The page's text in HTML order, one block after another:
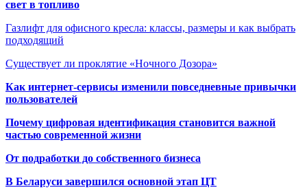
свет в топливо
Газлифт для офисного кресла: классы, размеры и как выбрать
подходящий
Существует ли проклятие «Ночного Дозора»
Как интернет-сервисы изменили повседневные привычки
пользователей
Почему цифровая идентификация становится важной
частью современной жизни
От подработки до собственного бизнеса
В Беларуси завершился основной этап ЦТ